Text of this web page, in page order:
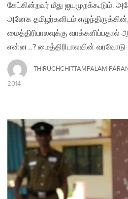
கேட்கின்றவர் மீது ஐயமுறக்கூடும்.
அனேக தமிழர்களிடம்
மைத்திரிபாலவுக்கு
என்ன…? மைத்திரிபாலவின் வரவோடு
THIRUCHCHITTAMPALAM
2014